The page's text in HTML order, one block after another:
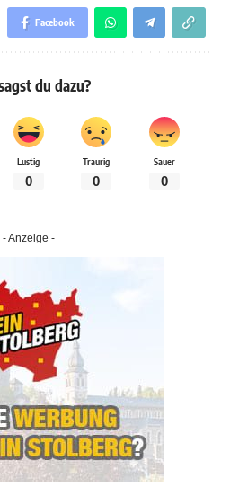
Facebook
du dazu?
Lustig
0
Traurig
0
Sauer
0
- Anzeige -